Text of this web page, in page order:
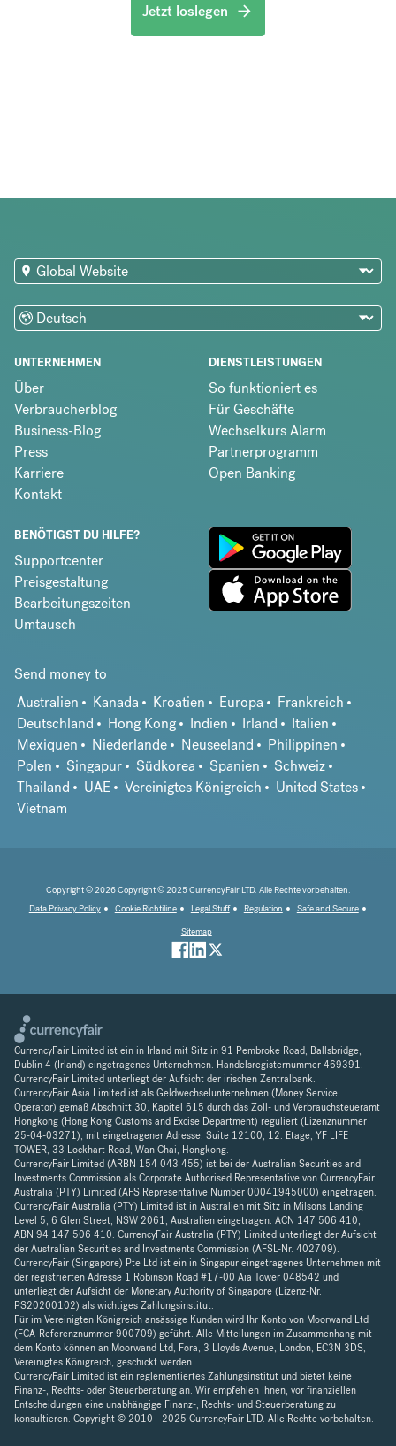
Jetzt loslegen
UNTERNEHMEN
Über
Verbraucherblog
Business-Blog
Press
Karriere
Kontakt
DIENSTLEISTUNGEN
So funktioniert es
Für Geschäfte
Wechselkurs Alarm
Partnerprogramm
Open Banking
BENÖTIGST DU HILFE?
Supportcenter
Preisgestaltung
Bearbeitungszeiten
Umtausch
Send money to
Australien
Kanada Kroatien Europa
Frankreich
Deutschland
Hong Kong Indien Irland
Italien
Mexiquen
Niederlande Neuseeland
Philippinen
Polen
Singapur Südkorea Spanien
Schweiz
Thailand
UAE Vereinigtes Königreich
United States
Vietnam
Copyright © 2026 Copyright © 2025 CurrencyFair LTD. Alle Rechte vorbehalten.
Data Privacy Policy
Cookie Richtiline Legal Stuff Regulation
Safe and Secure
Sitemap
CurrencyFair Limited ist ein in Irland mit Sitz in 91 Pembroke Road, Ballsbridge,
Dublin 4 (Irland) eingetragenes Unternehmen. Handelsregisternummer 469391.
CurrencyFair Limited unterliegt der Aufsicht der irischen Zentralbank.
CurrencyFair Asia Limited ist als Geldwechselunternehmen (Money Service
Operator) gemäß Abschnitt 30, Kapitel 615 durch das Zoll- und Verbrauchsteueramt
Hongkong (Hong Kong Customs and Excise Department) reguliert (Lizenznummer
25-04-03271), mit eingetragener Adresse: Suite 12100, 12. Etage, YF LIFE
TOWER, 33 Lockhart Road, Wan Chai, Hongkong.
CurrencyFair Limited (ARBN 154 043 455) ist bei der Australian Securities and
Investments Commission als Corporate Authorised Representative von CurrencyFair
Australia (PTY) Limited (AFS Representative Number 00041945000) eingetragen.
CurrencyFair Australia (PTY) Limited ist in Australien mit Sitz in Milsons Landing
Level 5, 6 Glen Street, NSW 2061, Australien eingetragen. ACN 147 506 410,
ABN 94 147 506 410. CurrencyFair Australia (PTY) Limited unterliegt der Aufsicht
der Australian Securities and Investments Commission (AFSL-Nr. 402709).
CurrencyFair (Singapore) Pte Ltd ist ein in Singapur eingetragenes Unternehmen mit
der registrierten Adresse 1 Robinson Road #17-00 Aia Tower 048542 und
unterliegt der Aufsicht der Monetary Authority of Singapore (Lizenz-Nr.
PS20200102) als wichtiges Zahlungsinstitut.
Für im Vereinigten Königreich ansässige Kunden wird Ihr Konto von Moorwand Ltd
(FCA-Referenznummer 900709) geführt. Alle Mitteilungen im Zusammenhang mit
dem Konto können an Moorwand Ltd, Fora, 3 Lloyds Avenue, London, EC3N 3DS,
Vereinigtes Königreich, geschickt werden.
CurrencyFair Limited ist ein reglementiertes Zahlungsinstitut und bietet keine
Finanz-, Rechts- oder Steuerberatung an. Wir empfehlen Ihnen, vor finanziellen
Entscheidungen eine unabhängige Finanz-, Rechts- und Steuerberatung zu
konsultieren. Copyright © 2010 - 2025 CurrencyFair LTD. Alle Rechte vorbehalten.